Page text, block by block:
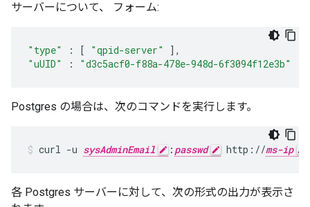
サーバーについて、 フォーム:
"type" : [ "qpid-server"
],
"uUID"
: "d3c5acf0-f88a-478e-948d-6f3094f12e3b"
Postgres の場合は、次のコマンドを実行します。
curl -u sysAdminEmail : passwd http://ms-ip
各 Postgres サーバーに対して、次の形式の出力が表示さ